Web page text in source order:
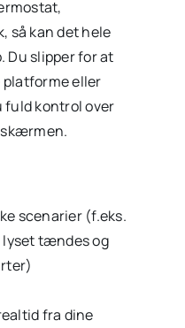
så kan det hele
Du slipper for at
platforme eller
fuld kontrol over
scenarier (f.eks.
lyset tændes og
fra dine